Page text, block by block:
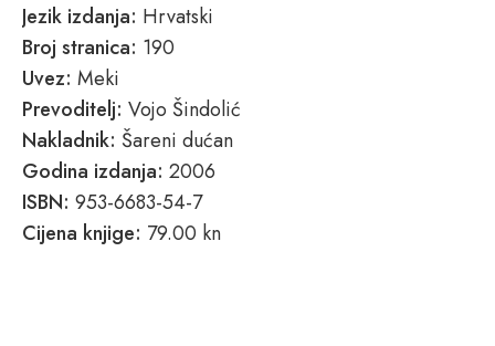
Jezik izdanja: Hrvatski
Broj stranica: 190
Uvez: Meki
Prevoditelj: Vojo Šindolić
Nakladnik: Šareni dućan
Godina izdanja: 2006
ISBN: 953-6683-54-7
Cijena knjige: 79.00 kn